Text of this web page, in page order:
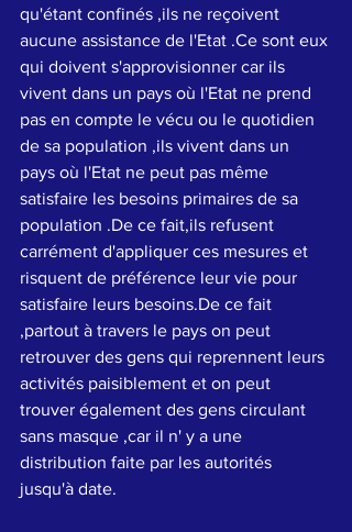
qu'étant confinés ,ils ne reçoivent
aucune assistance de l'Etat .Ce sont eux
qui doivent s'approvisionner car ils
vivent dans un pays où l'Etat ne prend
pas en compte le vécu ou le quotidien
de sa population ,ils vivent dans un
pays où l'Etat ne peut pas même
satisfaire les besoins primaires de sa
population .De ce fait,ils refusent
carrément d'appliquer ces mesures et
risquent de préférence leur vie pour
satisfaire leurs besoins.De ce fait
,partout à travers le pays on peut
retrouver des gens qui reprennent leurs
activités paisiblement et on peut
trouver également des gens circulant
sans masque ,car il n' y a une
distribution faite par les autorités
jusqu'à date.